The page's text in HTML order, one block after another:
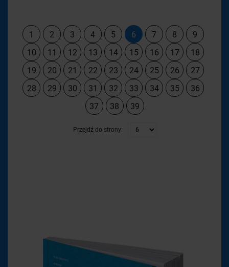
1 2 3 4 5 6 7 8
9
10
11 12 13 14 15 16 17
18
19
20 21 22 23 24 25 26
27
28
29 30 31 32 33 34 35
36
37
38 39
Przejdź do strony: